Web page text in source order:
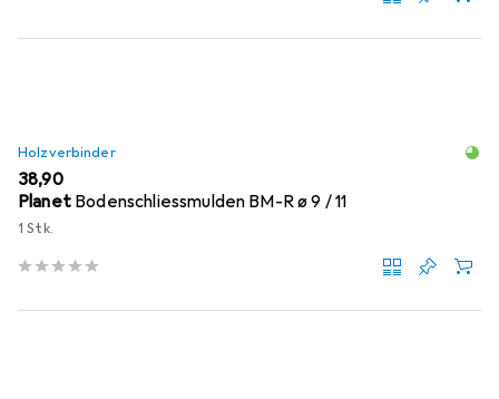
Holzverbinder
EUR
38,90
Planet Bodenschliessmulden BM-R ø 9 / 11
1 Stk.